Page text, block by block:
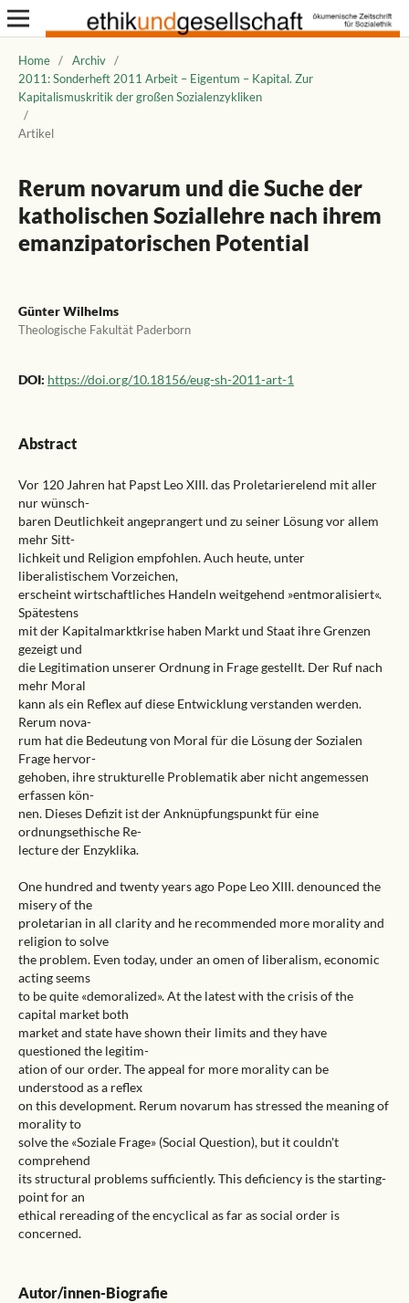
Home / Archiv /
2011: Sonderheft 2011 Arbeit – Eigentum – Kapital. Zur
Kapitalismuskritik der großen Sozialenzykliken
/
Artikel
Rerum novarum und die Suche der
katholischen Soziallehre nach ihrem
emanzipatorischen Potential
Günter Wilhelms
Theologische Fakultät Paderborn
DOI: https://doi.org/10.18156/eug-sh-2011-art-1
Abstract
Vor 120 Jahren hat Papst Leo XIII. das Proletarierelend mit aller
nur wünsch-
baren Deutlichkeit angeprangert und zu seiner Lösung vor allem
mehr Sitt-
lichkeit und Religion empfohlen. Auch heute, unter
liberalistischem Vorzeichen,
erscheint wirtschaftliches Handeln weitgehend »entmoralisiert«.
Spätestens
mit der Kapitalmarktkrise haben Markt und Staat ihre Grenzen
gezeigt und
die Legitimation unserer Ordnung in Frage gestellt. Der Ruf nach
mehr Moral
kann als ein Reflex auf diese Entwicklung verstanden werden.
Rerum nova-
rum hat die Bedeutung von Moral für die Lösung der Sozialen
Frage hervor-
gehoben, ihre strukturelle Problematik aber nicht angemessen
erfassen kön-
nen. Dieses Defizit ist der Anknüpfungspunkt für eine
ordnungsethische Re-
lecture der Enzyklika.
One hundred and twenty years ago Pope Leo XIII. denounced the
misery of the
proletarian in all clarity and he recommended more morality and
religion to solve
the problem. Even today, under an omen of liberalism, economic
acting seems
to be quite «demoralized». At the latest with the crisis of the
capital market both
market and state have shown their limits and they have
questioned the legitim-
ation of our order. The appeal for more morality can be
understood as a reflex
on this development. Rerum novarum has stressed the meaning of
morality to
solve the «Soziale Frage» (Social Question), but it couldn't
comprehend
its structural problems sufficiently. This deficiency is the starting-
point for an
ethical rereading of the encyclical as far as social order is
concerned.
Autor/innen-Biografie